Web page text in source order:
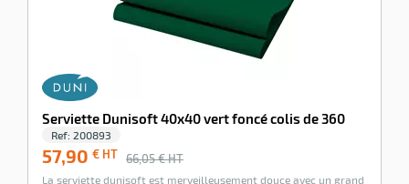
Serviette Dunisoft 40x40 vert foncé colis de 360
Ref: 200893
57,90 € HT 66,05 € HT
La serviette dunisoft est merveilleusement douce avec un grand